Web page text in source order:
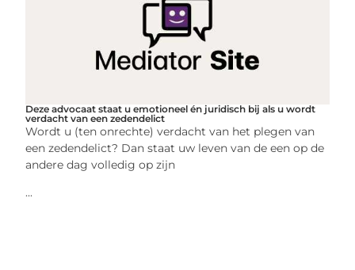
Deze advocaat staat u emotioneel én juridisch bij als u wordt
verdacht van een zedendelict
Wordt u (ten onrechte) verdacht van het plegen van
een zedendelict? Dan staat uw leven van de een op de
andere dag volledig op zijn
...